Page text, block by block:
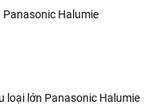
Panasonic Halumie
loại lớn Panasonic Halumie